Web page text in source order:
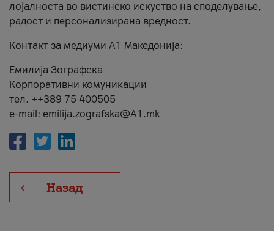
лојалноста во вистинско искуство на споделување,
радост и персонализирана вредност.
Контакт за медиуми А1 Македонија:
Емилија Зографска
Корпоративни комуникации
тел. ++389 75 400505
e-mail: emilija.zografska@A1.mk
Назад